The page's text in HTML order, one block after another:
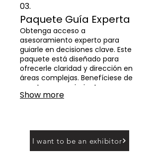
03.
Paquete Guía Experta
Obtenga acceso a
asesoramiento experto para
guiarle en decisiones clave. Este
paquete está diseñado para
ofrecerle claridad y dirección en
áreas complejas. Benefíciese de
nuestros conocimientos para
asegurar los mejores resultados.
Show more
I want to be an exhibitor